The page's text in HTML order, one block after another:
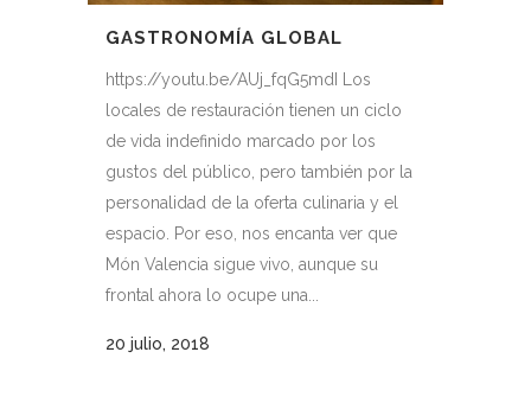
GASTRONOMÍA GLOBAL
https://youtu.be/AUj_fqG5mdI Los
locales de restauración tienen un ciclo
de vida indefinido marcado por los
gustos del público, pero también por la
personalidad de la oferta culinaria y el
espacio. Por eso, nos encanta ver que
Món Valencia sigue vivo, aunque su
frontal ahora lo ocupe una...
20 julio, 2018